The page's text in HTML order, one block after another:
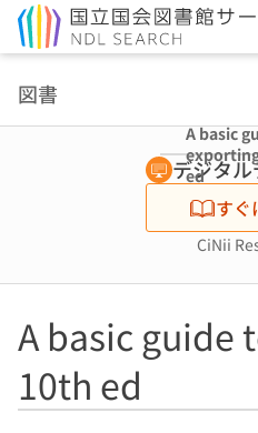
図書
A basic
ed
デジタ
すぐ
CiNii
A basic guide
10th ed